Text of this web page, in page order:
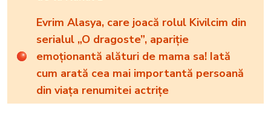
Evrim Alasya, care joacă rolul Kivilcim din
serialul „O dragoste”, apariție
emoționantă alături de mama sa! Iată
cum arată cea mai importantă persoană
din viața renumitei actrițe